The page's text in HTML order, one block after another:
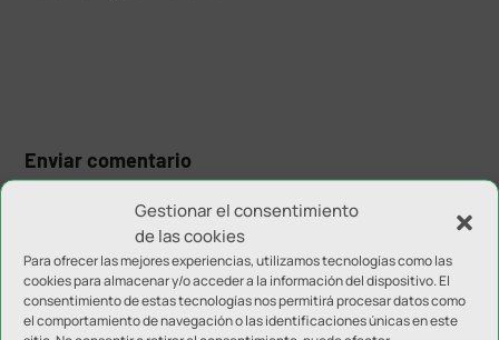
Gestionar el consentimiento
de las cookies
Para ofrecer las mejores experiencias, utilizamos tecnologías como las
cookies para almacenar y/o acceder a la información del dispositivo. El
consentimiento de estas tecnologías nos permitirá procesar datos como
el comportamiento de navegación o las identificaciones únicas en este
Enviar comentario
campos obligatorios están marcados con*